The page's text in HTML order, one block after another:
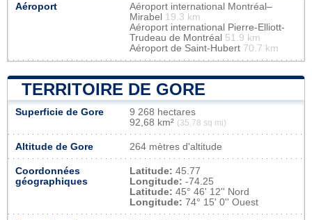
Aéroport
Aéroport international Montréal–
Mirabel 19.3 km
Aéroport international Pierre-Elliott-
Trudeau de Montréal 51.9 km
Aéroport de Saint-Hubert 70.7 km
TERRITOIRE DE GORE
Superficie de Gore
9 268 hectares
92,68 km² (35,78 sq mi)
Altitude de Gore 264 mètres d'altitude
Coordonnées
géographiques
Latitude: 45.77
Longitude: -74.25
Latitude: 45° 46' 12'' Nord
Longitude: 74° 15' 0'' Ouest